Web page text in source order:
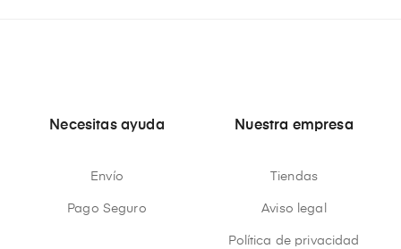
Necesitas ayuda
Envío
Pago Seguro
Nuestra empresa
Tiendas
Aviso legal
Política de privacidad